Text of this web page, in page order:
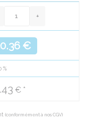
€
%
€ *
(conformément à nos CGV)